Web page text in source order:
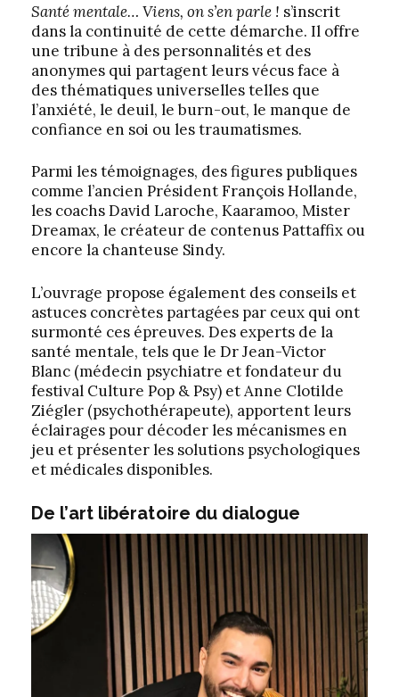
Santé mentale… Viens, on s’en parle ! s’inscrit
dans la continuité de cette démarche. Il offre
une tribune à des personnalités et des
anonymes qui partagent leurs vécus face à
des thématiques universelles telles que
l’anxiété, le deuil, le burn-out, le manque de
confiance en soi ou les traumatismes.
Parmi les témoignages, des figures publiques
comme l’ancien Président François Hollande,
les coachs David Laroche, Kaaramoo, Mister
Dreamax, le créateur de contenus Pattaffix ou
encore la chanteuse Sindy.
L’ouvrage propose également des conseils et
astuces concrètes partagées par ceux qui ont
surmonté ces épreuves. Des experts de la
santé mentale, tels que le Dr Jean-Victor
Blanc (médecin psychiatre et fondateur du
festival Culture Pop & Psy) et Anne Clotilde
Ziégler (psychothérapeute), apportent leurs
éclairages pour décoder les mécanismes en
jeu et présenter les solutions psychologiques
et médicales disponibles.
De l’art libératoire du dialogue